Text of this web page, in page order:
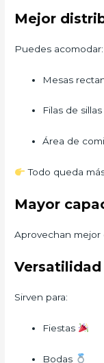
Mejor
Puedes acomodar:
Mesas
Filas de sillas
Área de
Todo queda
Mayor
Aprovechan mejor
Sirven para:
Fiestas
Bodas